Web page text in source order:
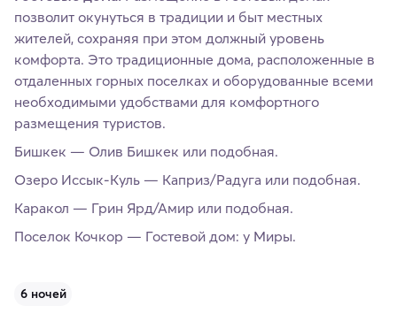
позволит окунуться в традиции и быт местных
жителей, сохраняя при этом должный уровень
комфорта. Это традиционные дома, расположенные в
отдаленных горных поселках и оборудованные всеми
необходимыми удобствами для комфортного
размещения туристов.
Бишкек — Олив Бишкек или подобная.
Озеро Иссык-Куль — Каприз/Радуга или подобная.
Каракол — Грин Ярд/Амир или подобная.
Поселок Кочкор — Гостевой дом: у Миры.
6 ночей